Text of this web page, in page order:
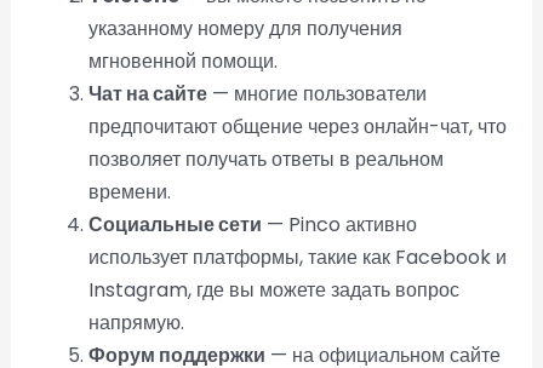
указанному номеру для получения
мгновенной помощи.
Чат на сайте— многие пользователи
предпочитают общение через онлайн-чат, что
позволяет получать ответы в реальном
времени.
Социальные сети — Pinco активно
использует платформы, такие как Facebook и
Instagram, где вы можете задать вопрос
напрямую.
Форум поддержки — на официальном сайте